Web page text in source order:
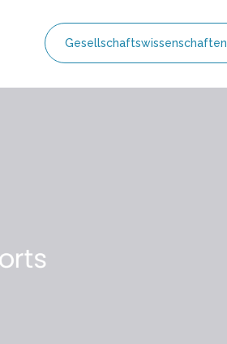
Gesellschaftswissenschaften